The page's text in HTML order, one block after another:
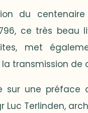
du
ce très
met
transmission de
sur une
Luc Terlinden,